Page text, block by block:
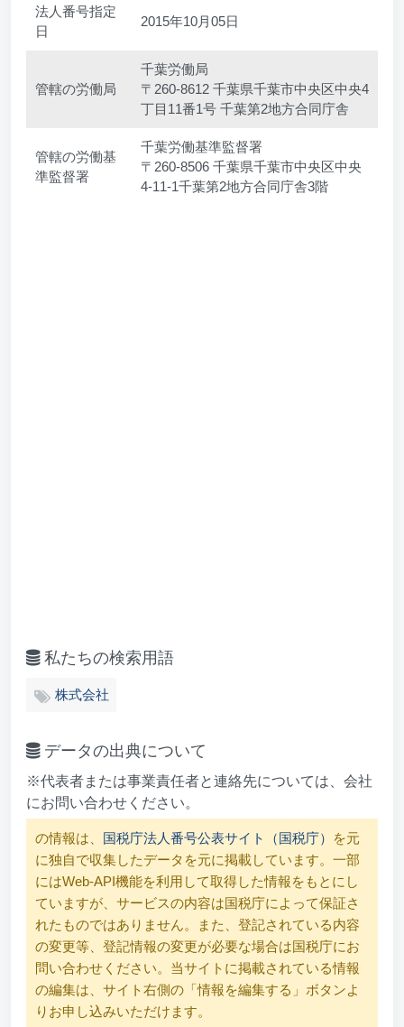
法人番号指定
日
2015年10月05日
管轄の労働局
千葉労働局
〒260-8612 千葉県千葉市中央区中央4
丁目11番1号 千葉第2地方合同庁舎
管轄の労働基
準監督署
千葉労働基準監督署
〒260-8506 千葉県千葉市中央区中央
4-11-1千葉第2地方合同庁舎3階
私たちの検索用語
株式会社
データの出典について
※代表者または事業責任者と連絡先については、会社
にお問い合わせください。
の情報は、 国税庁法人番号公表サイト（国税庁）
を元
に独自で収集したデータを元に掲載しています。一部
にはWeb-API機能を利用して取得した情報をもとにし
ていますが、サービスの内容は国税庁によって保証さ
れたものではありません。また、登記されている内容
の変更等、登記情報の変更が必要な場合は国税庁にお
問い合わせください。当サイトに掲載されている情報
の編集は、サイト右側の「情報を編集する」ボタンよ
りお申し込みいただけます。